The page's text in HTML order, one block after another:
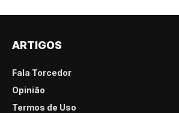
ARTIGOS
Fala Torcedor
Opinião
Termos de Uso